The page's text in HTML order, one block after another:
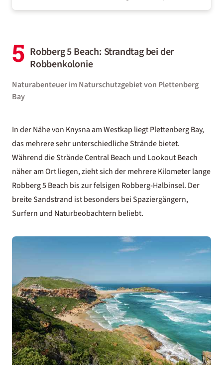
5 Robberg 5 Beach: Strandtag bei der
Robbenkolonie
Naturabenteuer im Naturschutzgebiet von Plettenberg
Bay
In der Nähe von Knysna am Westkap liegt Plettenberg Bay,
das mehrere sehr unterschiedliche Strände bietet.
Während die Strände Central Beach und Lookout Beach
näher am Ort liegen, zieht sich der mehrere Kilometer lange
Robberg 5 Beach bis zur felsigen Robberg-Halbinsel. Der
breite Sandstrand ist besonders bei Spaziergängern,
Surfern und Naturbeobachtern beliebt.